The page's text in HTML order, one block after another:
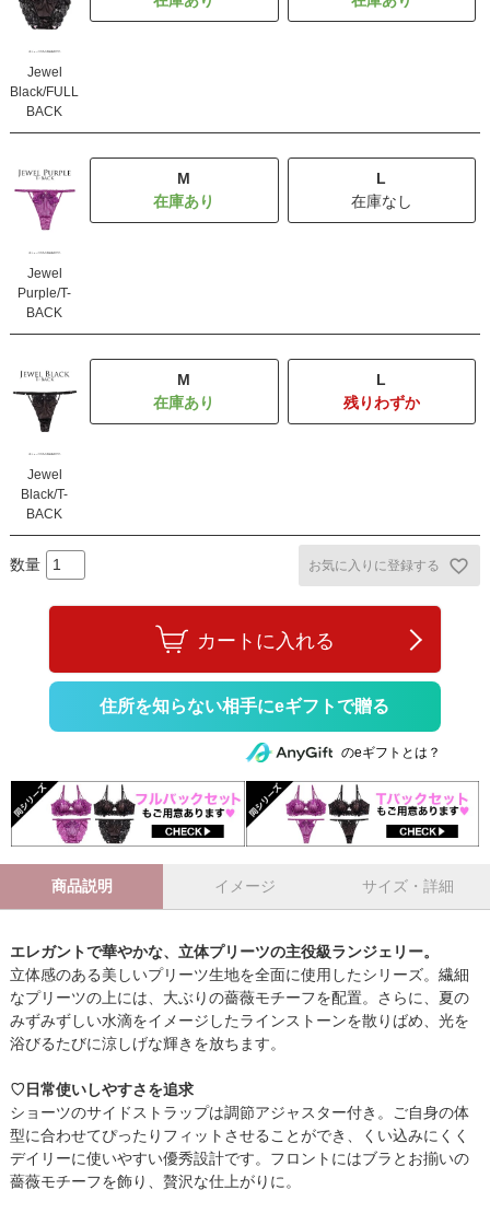
Jewel
Black/FULL
BACK
Jewel
Purple/T-
BACK
M
L
在庫なし
Jewel
Black/T-
BACK
M
L
残りわずか
お気に入りに登録する
カートに入れる
住所を知らない相手にeギフトで贈る
のeギフトとは？
商品説明 イメージ サイズ・詳細
エレガントで華やかな、立体プリーツの主役級ランジェリー。
立体感のある美しいプリーツ生地を全面に使用したシリーズ。繊細
なプリーツの上には、大ぶりの薔薇モチーフを配置。さらに、夏の
みずみずしい水滴をイメージしたラインストーンを散りばめ、光を
浴びるたびに涼しげな輝きを放ちます。
♡日常使いしやすさを追求
ショーツのサイドストラップは調節アジャスター付き。ご自身の体
型に合わせてぴったりフィットさせることができ、くい込みにくく
デイリーに使いやすい優秀設計です。フロントにはブラとお揃いの
薔薇モチーフを飾り、贅沢な仕上がりに。